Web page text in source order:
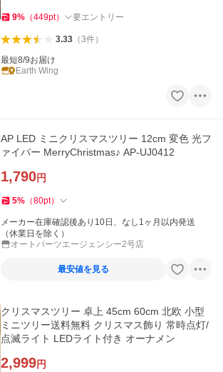
9% （449pt） 要エントリー
3.33（3件）
最短8/9お届け
Earth Wing
AP LED ミニクリスマスツリー 12cm 変色 光フ
ァイバー MerryChristmas♪ AP-UJ0412
1,790円
5% （80pt）
メーカー在庫確認後あり10日、なし1ヶ月以内発送
（休業日を除く）
オートパーツエージェンシー2号店
最安値を見る
クリスマスツリー 卓上 45cm 60cm 北欧 小型
ミニツリー送料無料 クリスマス飾り 常時点灯/
点滅ライト LEDライト付き オーナメン
2,999円